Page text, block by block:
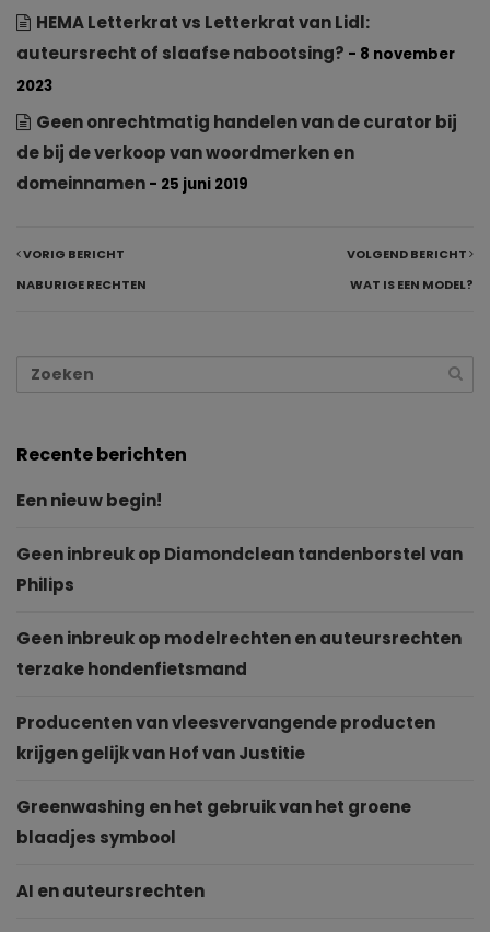
HEMA Letterkrat vs Letterkrat van Lidl:
auteursrecht of slaafse nabootsing? - 8 november
2023
Geen onrechtmatig handelen van de curator bij
de bij de verkoop van woordmerken en
domeinnamen - 25 juni 2019
VORIG BERICHT
NABURIGE RECHTEN
VOLGEND BERICHT
WAT IS EEN MODEL?
Recente berichten
Een nieuw begin!
Geen inbreuk op Diamondclean tandenborstel van
Philips
Geen inbreuk op modelrechten en auteursrechten
terzake hondenfietsmand
Producenten van vleesvervangende producten
krijgen gelijk van Hof van Justitie
Greenwashing en het gebruik van het groene
blaadjes symbool
AI en auteursrechten